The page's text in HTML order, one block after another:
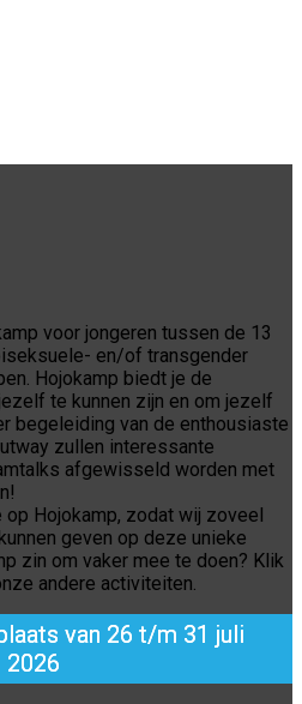
voor jongeren tussen de 13
en/of transgender
Hojokamp biedt je de
te kunnen zijn en om jezelf
begeleiding van de enthousiaste
zullen interessante
afgewisseld worden met
Hojokamp, zodat wij zoveel
geven op deze unieke
zin om vaker mee te doen? Klik
andere activiteiten.
van 26 t/m 31 juli
2026